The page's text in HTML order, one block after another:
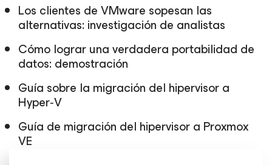
Los clientes de VMware sopesan las
alternativas: investigación de analistas
Cómo lograr una verdadera portabilidad de
datos: demostración
Guía sobre la migración del hipervisor a
Hyper‑V
Guía de migración del hipervisor a Proxmox
VE